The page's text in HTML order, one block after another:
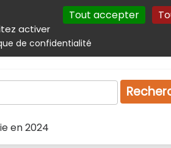
activer
Tout accepter
de confidentialité
Autres services Plan du site
Emploi Droit
en 2024